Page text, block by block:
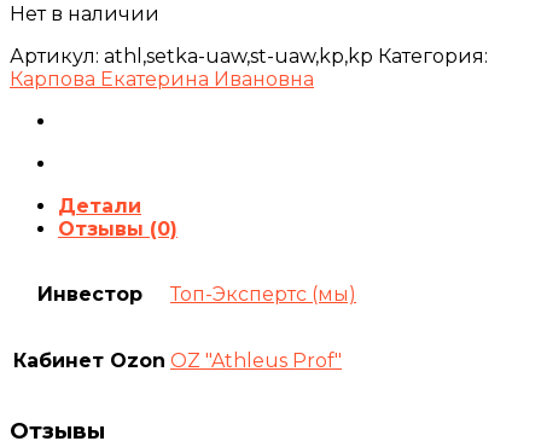
Нет в наличии
Артикул: athl,setka-uaw,st-uaw,kp,kp Категория:
Карпова Екатерина Ивановна
Детали
Отзывы (0)
Инвестор Топ-Экспертс (мы)
Кабинет Ozon OZ "Athleus Prof"
Отзывы